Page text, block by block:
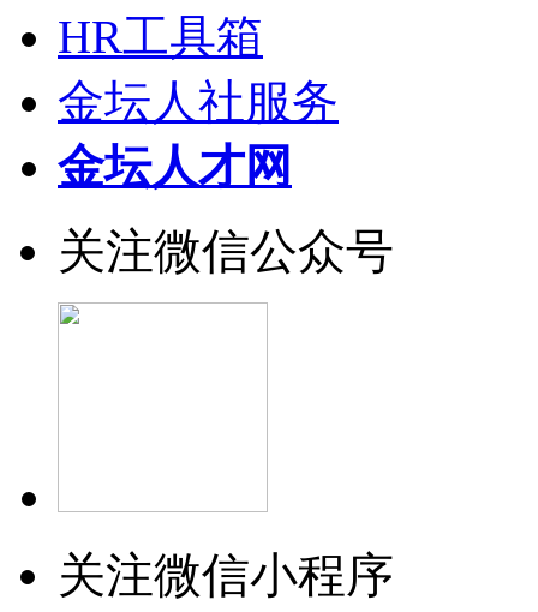
HR工具箱
金坛人社服务
金坛人才网
关注微信公众号
关注微信小程序